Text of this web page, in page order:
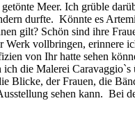
Meer. Ich grüble
durfte. Könnte es
gilt? Schön sind ihre
Werk vollbringen, erinnere
von Ihr hatte sehen
die Malerei Caravaggio`s
Blicke, der Frauen, die
sehen kann. Bei